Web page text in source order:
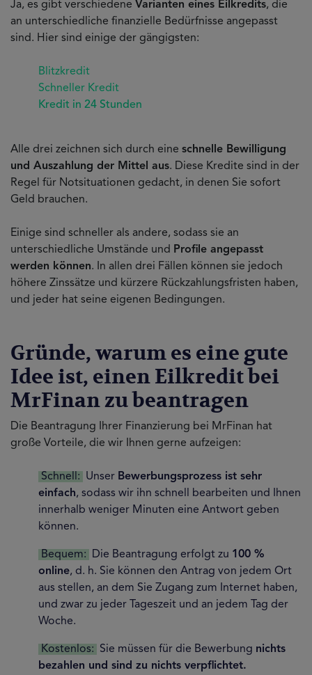
Ja, es gibt verschiedene Varianten eines Eilkredits, die
an unterschiedliche finanzielle Bedürfnisse angepasst
sind. Hier sind einige der gängigsten:
Blitzkredit
Schneller Kredit
Kredit in 24 Stunden
Alle drei zeichnen sich durch eine schnelle Bewilligung
und Auszahlung der Mittel aus. Diese Kredite sind in der
Regel für Notsituationen gedacht, in denen Sie sofort
Geld brauchen.
Einige sind schneller als andere, sodass sie an
unterschiedliche Umstände und Profile angepasst
werden können. In allen drei Fällen können sie jedoch
höhere Zinssätze und kürzere Rückzahlungsfristen haben,
und jeder hat seine eigenen Bedingungen.
Gründe, warum es eine gute
Idee ist, einen Eilkredit bei
MrFinan zu beantragen
Die Beantragung Ihrer Finanzierung bei MrFinan hat
große Vorteile, die wir Ihnen gerne aufzeigen:
Schnell: Unser Bewerbungsprozess ist sehr
einfach, sodass wir ihn schnell bearbeiten und Ihnen
innerhalb weniger Minuten eine Antwort geben
können.
Bequem: Die Beantragung erfolgt zu 100 %
online, d. h. Sie können den Antrag von jedem Ort
aus stellen, an dem Sie Zugang zum Internet haben,
und zwar zu jeder Tageszeit und an jedem Tag der
Woche.
Kostenlos: Sie müssen für die Bewerbung nichts
bezahlen und sind zu nichts verpflichtet.